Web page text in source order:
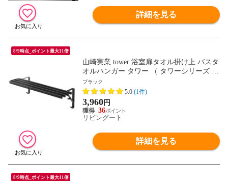
詳細を見る
8/9時点_ポイント最大11倍
山崎実業 tower 浴室扉タオル掛け上 バスタ
オルハンガー タワー （ タワーシリーズ タ
オルハンガー タオル掛け バスタオル ラン
ドリー収納 浴室収納 洗面所 脱衣所 風呂
浴室 収納 ホワイト ブラック ） 【ブラッ
ク】
ブラック
5.0 (1件)
3,960円
36
リビングート
詳細を見る
8/9時点_ポイント最大11倍